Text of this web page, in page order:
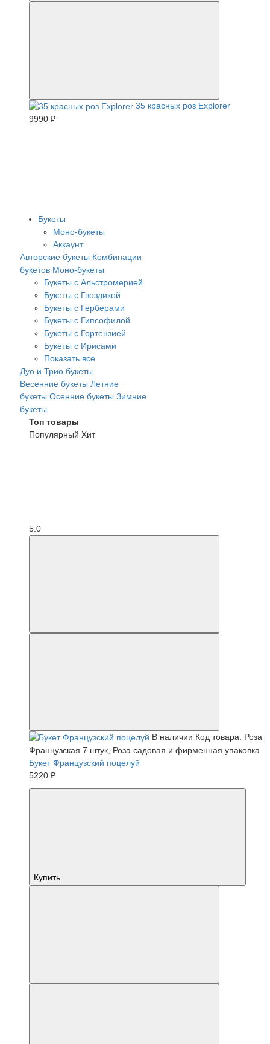
35 красных роз Explorer
9990 ₽
Букеты
Моно-букеты
Аккаунт
Авторские букеты Комбинации
букетов Моно-букеты
Букеты с Альстромерией
Букеты с Гвоздикой
Букеты с Герберами
Букеты с Гипсофилой
Букеты с Гортензией
Букеты с Ирисами
Показать все
Дуо и Трио букеты
Весенние букеты Летние
букеты Осенние букеты Зимние
букеты
Топ товары
Популярный Хит
5.0
В наличии Код товара: Роза
Французская 7 штук, Роза садовая и фирменная упаковка
Букет Французский поцелуй
5220 ₽
Купить